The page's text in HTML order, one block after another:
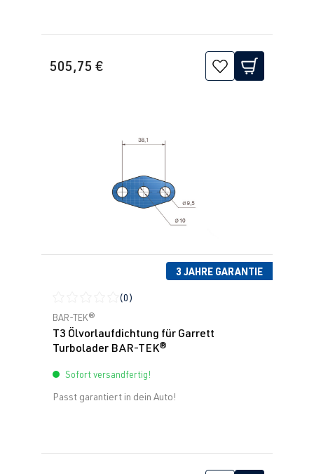
505,75 €
3 JAHRE GARANTIE
Durchschnittliche Bewertung von 0 von 5 Sternen
(0)
BAR-TEK®
T3 Ölvorlaufdichtung für Garrett
Turbolader BAR-TEK®
Sofort versandfertig!
Passt garantiert in dein Auto!